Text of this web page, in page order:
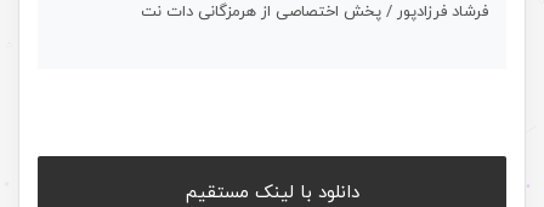
فرشاد فرزادپور / پخش اختصاصی از هرمزگانی دات نت
دانلود با لینک مستقیم